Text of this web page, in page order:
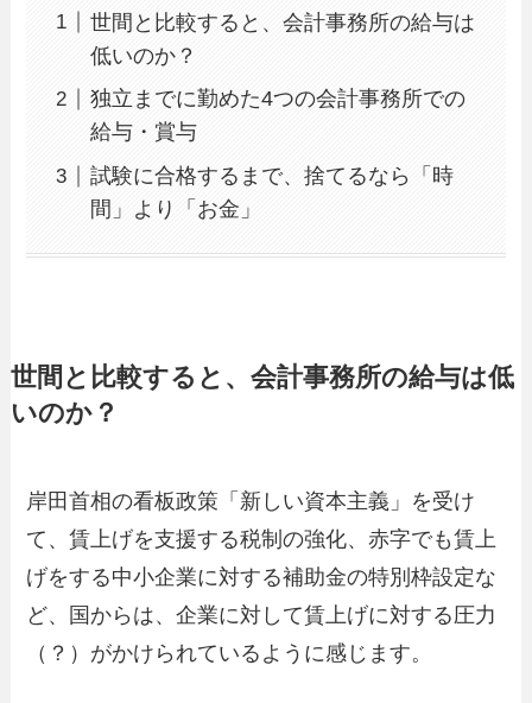
世間と比較すると、会計事務所の給与は
低いのか？
独立までに勤めた4つの会計事務所での
給与・賞与
試験に合格するまで、捨てるなら「時
間」より「お金」
世間と比較すると、会計事務所の給与は低
いのか？
岸田首相の看板政策「新しい資本主義」を受け
て、賃上げを支援する税制の強化、赤字でも賃上
げをする中小企業に対する補助金の特別枠設定な
ど、国からは、企業に対して賃上げに対する圧力
（？）がかけられているように感じます。